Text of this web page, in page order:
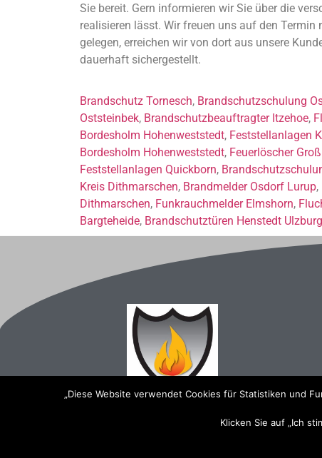
Sie bereit. Gern informieren wir Sie über die
realisieren lässt. Wir freuen uns auf den
gelegen, erreichen wir von dort aus unsere
dauerhaft sichergestellt.
Brandschutz Tornesch, Brandschutzschulung
Oststeinbek, Brandschutzbeauftragter Itzehoe,
Bordesholm Hohenweststedt, Feststellanlagen
Bordesholm Hohenweststedt, Feuerlöscher
Feststellanlagen Quickborn,
Kreis Dithmarschen, Brandmelder Osdorf Lurup,
Dithmarschen, Funkrauchmelder Elmshorn,
Bargteheide, Brandschutztüren Henstedt Ulzburg
„Diese Website verwendet Cookies für Statistiken und
Klicken Sie auf „Ich